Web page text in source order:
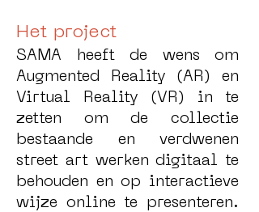
Het project
SAMA heeft de wens om
Augmented Reality (AR) en
Virtual Reality (VR) in te
zetten om de collectie
bestaande en verdwenen
street art werken digitaal te
behouden en op interactieve
wijze online te presenteren.